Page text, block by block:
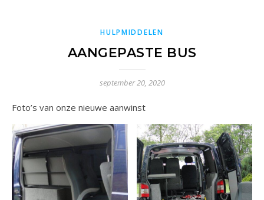
HULPMIDDELEN
AANGEPASTE BUS
september 20, 2020
Foto’s van onze nieuwe aanwinst